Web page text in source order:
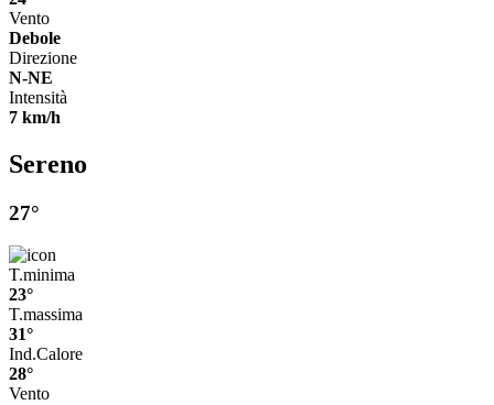
Vento
Debole
Direzione
N-NE
Intensità
7 km/h
Sereno
27°
T.minima
23°
T.massima
31°
Ind.Calore
28°
Vento